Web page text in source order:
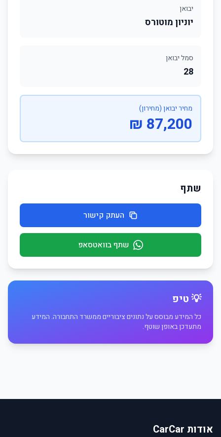
יבואן
יוניון מוטורס
סמל יבואן
28
מחיר יבואן (מחירון)
87,200 ₪
שתף
העתק קישור
שתף בוואטסאפ
💡 טיפ
כל המידע מבוסס על נתונים ציבוריים ממשרד התחבורה. המידע
מתעדכן באופן שוטף.
אודות CarCar